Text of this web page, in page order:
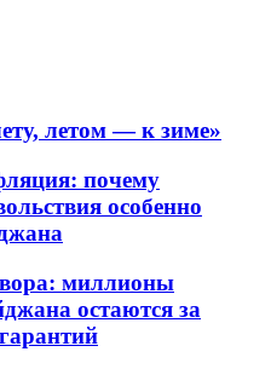
летом — к зиме»
почему
особенно
миллионы
остаются за